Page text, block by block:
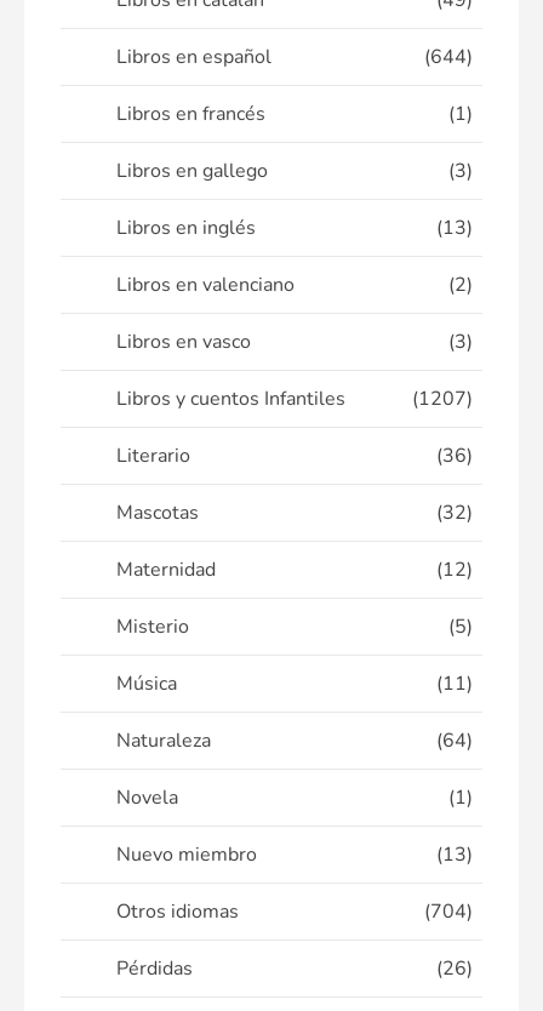
Libros en español (644)
Libros en francés (1)
Libros en gallego (3)
Libros en inglés (13)
Libros en valenciano (2)
Libros en vasco (3)
Libros y cuentos Infantiles (1207)
Literario (36)
Mascotas (32)
Maternidad (12)
Misterio (5)
Música (11)
Naturaleza (64)
Novela (1)
Nuevo miembro (13)
Otros idiomas (704)
Pérdidas (26)